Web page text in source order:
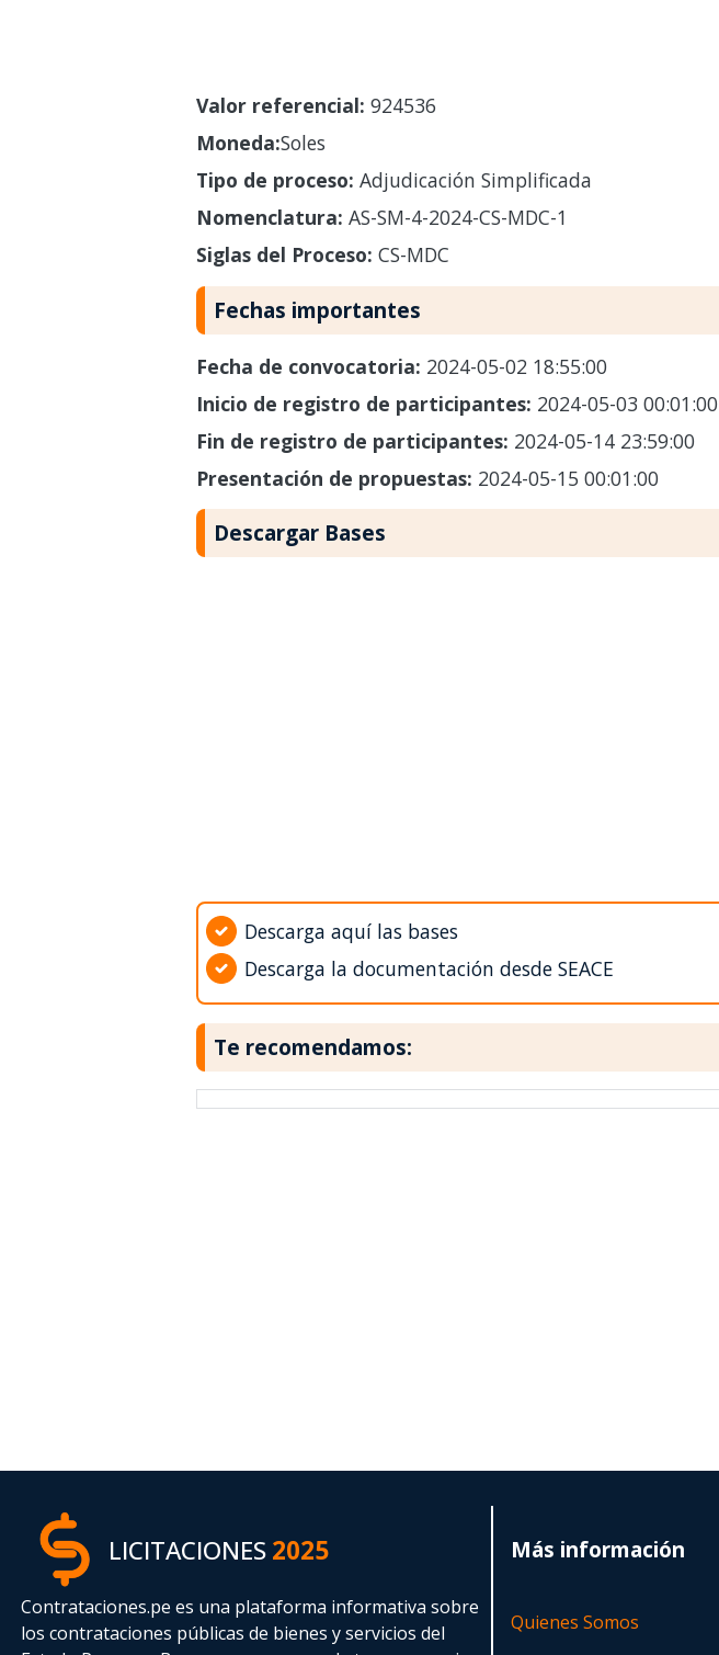
Valor referencial: 924536
Moneda:Soles
Tipo de proceso: Adjudicación Simplificada
Nomenclatura: AS-SM-4-2024-CS-MDC-1
Siglas del Proceso: CS-MDC
Fechas importantes
Fecha de convocatoria: 2024-05-02 18:55:00
Inicio de registro de participantes: 2024-05-03 00:01:00
Fin de registro de participantes: 2024-05-14 23:59:00
Presentación de propuestas: 2024-05-15 00:01:00
Descargar Bases
Descarga aquí las bases
Descarga la documentación desde SEACE
Te recomendamos:
LICITACIONES2025
Contrataciones.pe es una plataforma informativa sobre
los contrataciones públicas de bienes y servicios del
Más información
Quienes Somos